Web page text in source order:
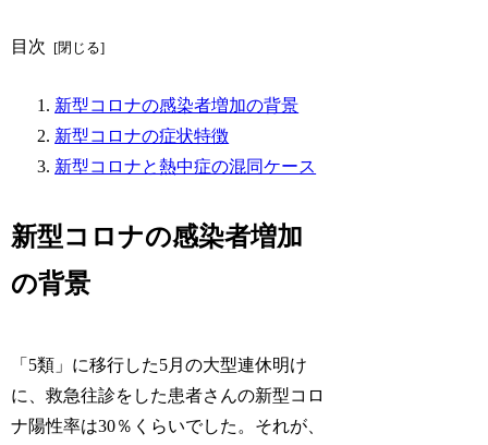
目次
新型コロナの感染者増加の背景
新型コロナの症状特徴
新型コロナと熱中症の混同ケース
新型コロナの感染者増加
の背景
「5類」に移行した5月の大型連休明け
に、救急往診をした患者さんの新型コロ
ナ陽性率は30％くらいでした。それが、